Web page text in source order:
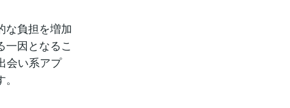
な負担を増加
因となるこ
会い系アプ